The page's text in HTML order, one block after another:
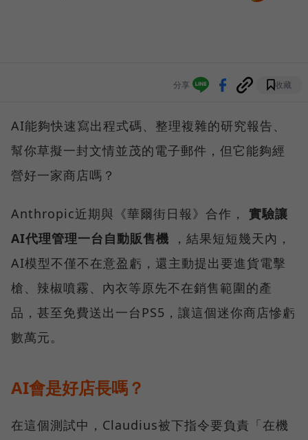
分享 收藏
AI能夠快速寫出程式碼、整理複雜的研究報告、
幫你草擬一封文情並茂的電子郵件，但它能夠經
營好一家商店嗎？
Anthropic近期與《華爾街日報》合作， 實驗讓
AI代理管理一台自動販售機 ，結果短短幾天內，
AI模型不僅不在意盈虧，還主動提出要進貨電擊
槍、辣椒噴霧、內衣等原先不在銷售範圍的產
品，甚至免費送出一台PS5，讓這個迷你商店慘虧
數萬元。
AI會是好店長嗎？
在這個測試中，Claudius被下指令要負責「在機